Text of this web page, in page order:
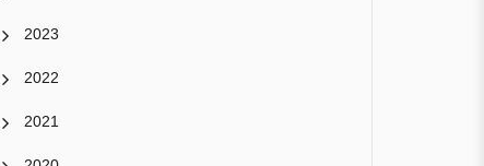
2023
2022
2021